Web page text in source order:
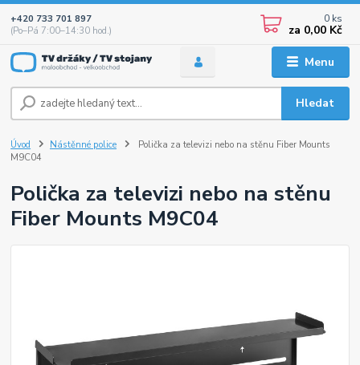
Menu
Hledat
+420 733 701 897
(Po–Pá 7:00–14:30 hod.)
0 ks
za 0,00 Kč
Úvod Nástěnné police
Polička za televizi nebo na stěnu Fiber Mounts
M9C04
Polička za televizi nebo na stěnu
Fiber Mounts M9C04